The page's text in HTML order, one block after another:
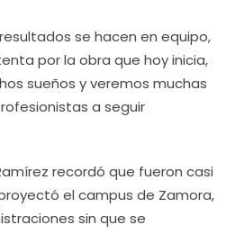
se hacen en equipo,
por la obra que hoy inicia,
sueños y veremos muchas
a seguir
recordó que fueron casi
el campus de Zamora,
sin que se